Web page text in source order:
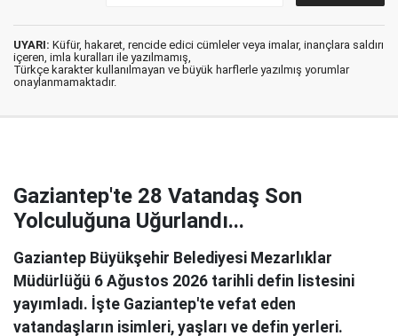
UYARI: Küfür, hakaret, rencide edici cümleler veya imalar, inançlara saldırı
içeren, imla kuralları ile yazılmamış,
Türkçe karakter kullanılmayan ve büyük harflerle yazılmış yorumlar
onaylanmamaktadır.
Gaziantep'te 28 Vatandaş Son
Yolculuğuna Uğurlandı...
Gaziantep Büyükşehir Belediyesi Mezarlıklar
Müdürlüğü 6 Ağustos 2026 tarihli defin listesini
yayımladı. İşte Gaziantep'te vefat eden
vatandaşların isimleri, yaşları ve defin yerleri.